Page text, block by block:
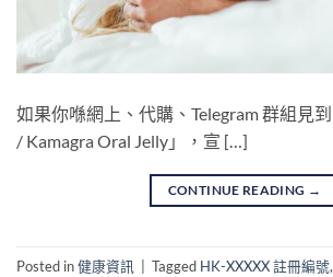
如果你喺網上、代購、Telegram 群組見
/ Kamagra Oral Jelly」，宣 […]
CONTINUE READING →
Posted in健康資訊 Tagged HK-XXXXX 註冊編號,